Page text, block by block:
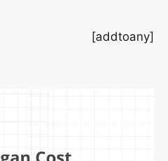
[addtoany]